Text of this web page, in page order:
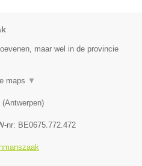
maar wel in de provincie
maps ▼
(Antwerpen)
nr: BE0675.772.472